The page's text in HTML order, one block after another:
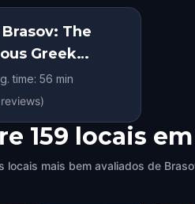
The
Greek
time: 56 min
reviews)
159 locais
locais mais bem avaliados de